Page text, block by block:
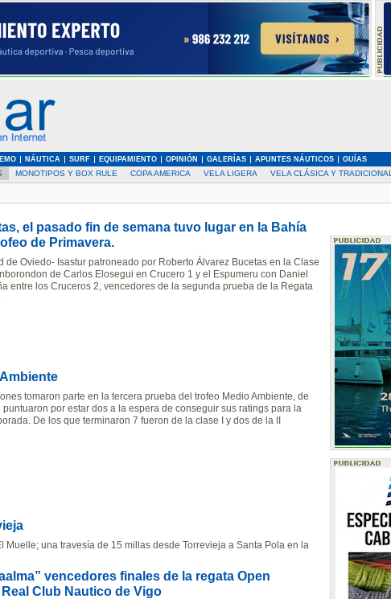
NÁUTICA SURF EQUIPAMIENTO OPINIÓN GALERÍAS APUNTES NÁUTICOS GUÍAS
MONOTIPOS Y BOX RULE COPA AMERICA VELA LIGERA VELA CLÁSICA Y TRADICIONAL
el pasado fin de semana tuvo lugar en la Bahía
de Primavera.
de Oviedo- Isastur patroneado por Roberto Álvarez Bucetas en la Clase
de Carlos Elosegui en Crucero 1 y el Espumeru con Daniel
entre los Cruceros 2, vencedores de la segunda prueba de la Regata
tomaron parte en la tercera prueba del trofeo Medio Ambiente, de
puntuaron por estar dos a la espera de conseguir sus ratings para la
De los que terminaron 7 fueron de la clase I y dos de la II
Muelle; una travesía de 15 millas desde Torrevieja a Santa Pola en la
vencedores finales de la regata Open
Club Nautico de Vigo